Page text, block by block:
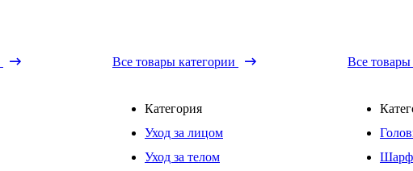
Все товары категории
Категория
Уход за лицом
Уход за телом
Все